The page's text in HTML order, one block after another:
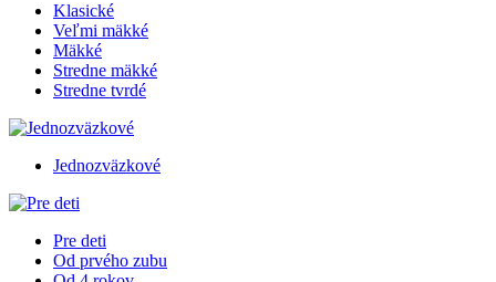
Klasické
Veľmi mäkké
Mäkké
Stredne mäkké
Stredne tvrdé
Jednozväzkové
Pre deti
Od prvého zubu